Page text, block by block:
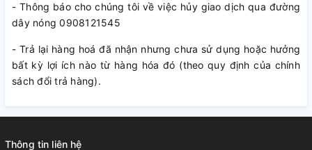
- Thông báo cho chúng tôi về việc hủy giao dịch qua đường
dây nóng 0908121545
- Trả lại hàng hoá đã nhận nhưng chưa sử dụng hoặc hưởng
bất kỳ lợi ích nào từ hàng hóa đó (theo quy định của chính
sách đổi trả hàng).
Thông tin liên hệ